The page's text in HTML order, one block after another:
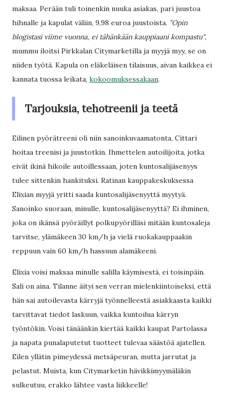
maksaa. Perään tuli toinenkin nuuka asiakas, pari juustoa
hihnalle ja kapulat väliin, 9,98 euroa juustoista. "Opin
blogistasi viime vuonna, ei tähänkään kauppiaani kompastu",
mummu iloitsi Pirkkalan Citymarketilla ja myyjä myy, se on
niiden työtä. Kapula on eläkeläisen tilaisuus, aivan kaikkea ei
kannata tuossa leikata, kokoomuksessakaan.
Tarjouksia, tehotreenii ja teetä
Eilinen pyörätreeni oli niin sanoinkuvaamatonta, Cittari
hoitaa treenisi ja juustotkin. Ihmettelen autoilijoita, jotka
eivät ikinä hikoile autoillessaan, joten kuntosalijäsenyys
tulee sittenkin hankituksi. Ratinan kauppakeskuksessa
Elixian myyjä yritti saada kuntosalijäsenyyttä myytyä.
Sanoinko suoraan, minulle, kuntosalijäsenyyttä? Ei ihminen,
joka on ikänsä pyöräillyt polkupyörilläsi mitään kuntosaleja
tarvitse, ylämäkeen 30 km/h ja vielä ruokakauppaakin
reppuun vain 60 km/h hassuun alamäkeeni.
Elixia voisi maksaa minulle salilla käymisestä, ei toisinpäin.
Sali on aina. Tilanne äityi sen verran mielenkiintoiseksi, että
hän sai autoilevasta kärryjä työnnelleestä asiakkaasta kaikki
tarvittavat tiedot laskuun, vaikka kuntoilua kärryn
työntökin. Voisi tänäänkin kiertää kaikki kaupat Partolassa
ja napata punalaputetut tuotteet tulevaa säästöä ajatellen.
Eilen yllätin pimeydessä metsäpeuran, mutta jarrutat ja
pelastut. Muista, kun Citymarketin hävikkimyymäläkin
sulkeutuu, erakko lähtee vasta liikkeelle!